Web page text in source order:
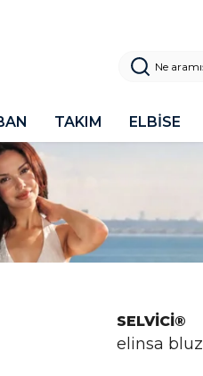
TAKIM ELBİSE
SELVİCİ®
elinsa bluz